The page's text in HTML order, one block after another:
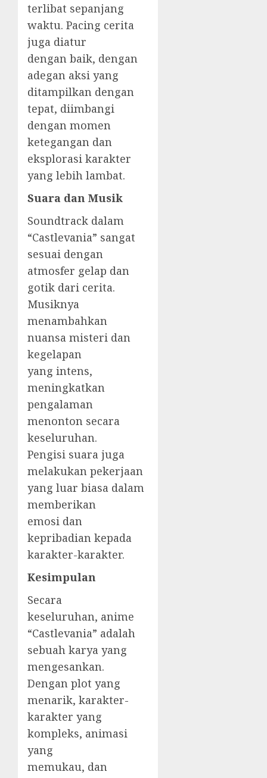
terlibat sepanjang
waktu. Pacing cerita
juga diatur
dengan baik, dengan
adegan aksi yang
ditampilkan dengan
tepat, diimbangi
dengan momen
ketegangan dan
eksplorasi karakter
yang lebih lambat.
Suara dan Musik
Soundtrack dalam
“Castlevania” sangat
sesuai dengan
atmosfer gelap dan
gotik dari cerita.
Musiknya
menambahkan
nuansa misteri dan
kegelapan
yang intens,
meningkatkan
pengalaman
menonton secara
keseluruhan.
Pengisi suara juga
melakukan pekerjaan
yang luar biasa dalam
memberikan
emosi dan
kepribadian kepada
karakter-karakter.
Kesimpulan
Secara
keseluruhan, anime
“Castlevania” adalah
sebuah karya yang
mengesankan.
Dengan plot yang
menarik, karakter-
karakter yang
kompleks, animasi
yang
memukau, dan